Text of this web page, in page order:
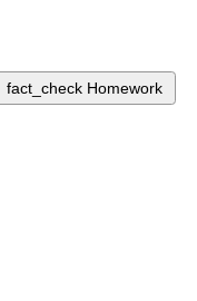
fact_check Homework